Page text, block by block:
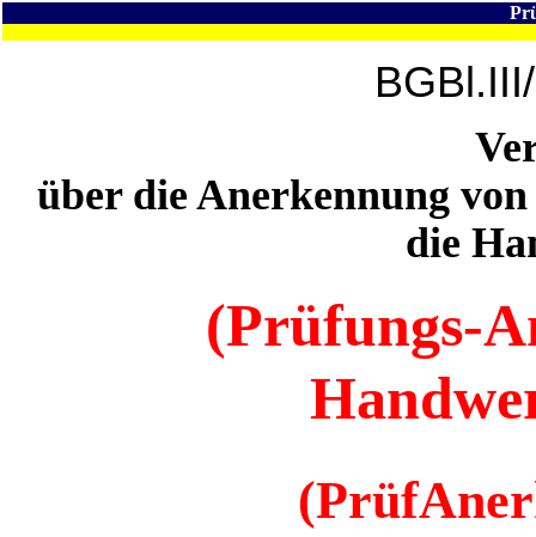
über die Anerkennung
die
(Prüfungs-